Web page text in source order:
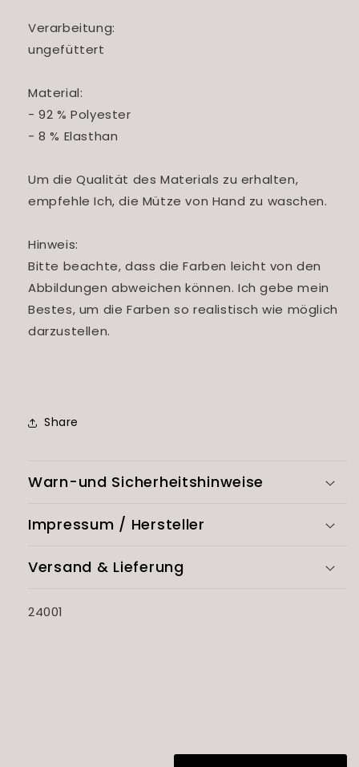
Verarbeitung:
ungefüttert
Material:
- 92 % Polyester
- 8 % Elasthan
Um die Qualität des Materials zu erhalten,
empfehle Ich, die Mütze von Hand zu waschen.
Hinweis:
Bitte beachte, dass die Farben leicht von den
Abbildungen abweichen können. Ich gebe mein
Bestes, um die Farben so realistisch wie möglich
darzustellen.
Share
Warn-und Sicherheitshinweise
Impressum / Hersteller
Versand & Lieferung
SKU:
24001